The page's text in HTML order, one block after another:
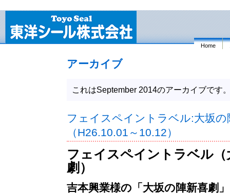
Home
アーカイブ
これはSeptember 2014のアーカイブです
フェイスペイントラベル:大坂の
（H26.10.01～10.12）
フェイスペイントラベル（
劇）
吉本興業様の「 大坂の陣新喜劇